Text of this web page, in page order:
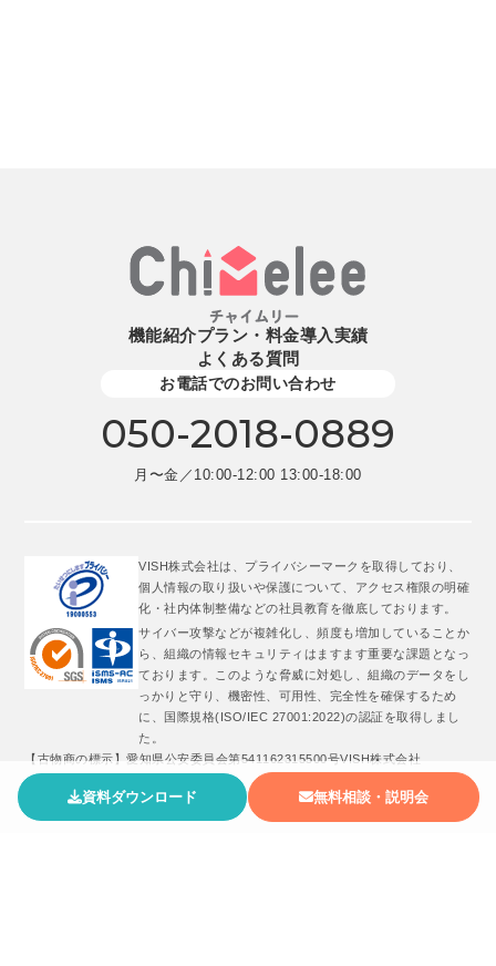
資料ダウンロード 無料相談・説明会
機能紹介プラン・料金導入実績
よくある質問
お電話でのお問い合わせ
050-2018-0889
月〜金／10:00-12:00 13:00-18:00
VISH株式会社は、プライバシーマークを取得しており、
個人情報の取り扱いや保護について、アクセス権限の明確
化・社内体制整備などの社員教育を徹底しております。
サイバー攻撃などが複雑化し、頻度も増加していることか
ら、組織の情報セキュリティはますます重要な課題となっ
ております。このような脅威に対処し、組織のデータをし
っかりと守り、機密性、可用性、完全性を確保するため
に、国際規格(ISO/IEC 27001:2022)の認証を取得しまし
た。
【古物商の標示】愛知県公安委員会第541162315500号VISH株式会社